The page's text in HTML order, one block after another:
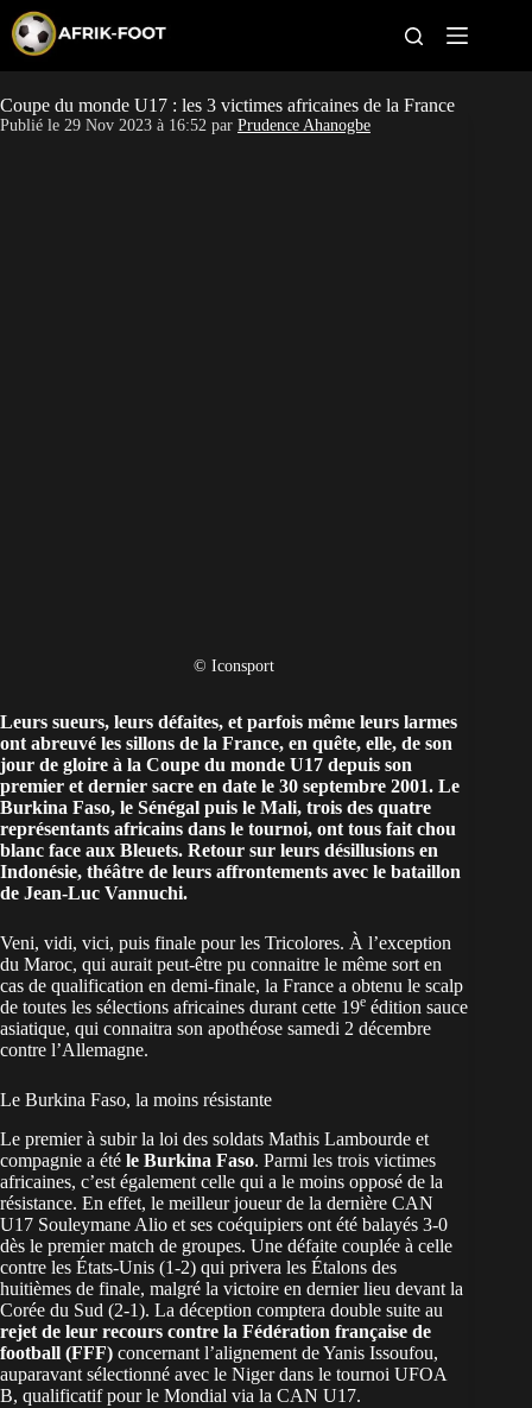
p
o
c
CAN féminine
Coupe du monde U17 : les 3 victimes africaines de la France
Publié le 29 Nov 2023 à 16:52 par Prudence Ahanogbe
© Iconsport
Leurs sueurs, leurs défaites, et parfois même leurs larmes
ont abreuvé les sillons de la France, en quête, elle, de son
jour de gloire à la Coupe du monde U17 depuis son
premier et dernier sacre en date le 30 septembre 2001. Le
Burkina Faso, le Sénégal puis le Mali, trois des quatre
représentants africains dans le tournoi, ont tous fait chou
blanc face aux Bleuets. Retour sur leurs désillusions en
Indonésie, théâtre de leurs affrontements avec le bataillon
de Jean-Luc Vannuchi.
Veni, vidi, vici, puis finale pour les Tricolores. À l’exception
du Maroc, qui aurait peut-être pu connaitre le même sort en
cas de qualification en demi-finale, la France a obtenu le scalp
de toutes les sélections africaines durant cette 19e édition sauce
asiatique, qui connaitra son apothéose samedi 2 décembre
contre l’Allemagne.
Le Burkina Faso, la moins résistante
Le premier à subir la loi des soldats Mathis Lambourde et
compagnie a été le Burkina Faso. Parmi les trois victimes
africaines, c’est également celle qui a le moins opposé de la
résistance. En effet, le meilleur joueur de la dernière CAN
U17 Souleymane Alio et ses coéquipiers ont été balayés 3-0
dès le premier match de groupes. Une défaite couplée à celle
contre les États-Unis (1-2) qui privera les Étalons des
huitièmes de finale, malgré la victoire en dernier lieu devant la
Corée du Sud (2-1). La déception comptera double suite au
rejet de leur recours contre la Fédération française de
football (FFF) concernant l’alignement de Yanis Issoufou,
auparavant sélectionné avec le Niger dans le tournoi UFOA
B, qualificatif pour le Mondial via la CAN U17.